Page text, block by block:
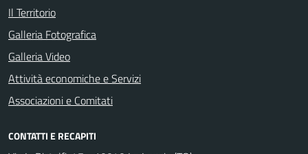
Il Territorio
Galleria Fotografica
Galleria Video
Attività economiche e Servizi
Associazioni e Comitati
CONTATTI E RECAPITI